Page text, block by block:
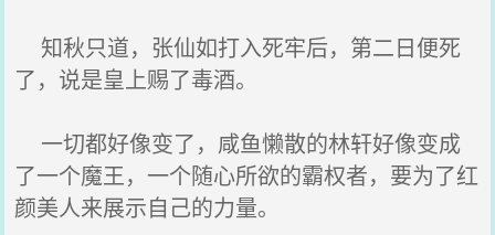
知秋只道，张仙如打入死牢后，第二日便死
了，说是皇上赐了毒酒。
一切都好像变了，咸鱼懒散的林轩好像变成
了一个魔王，一个随心所欲的霸权者，要为了红
颜美人来展示自己的力量。